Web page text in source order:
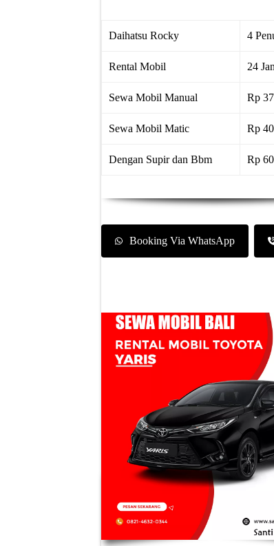
Daihatsu Rocky 4
Rental Mobil 24
Sewa Mobil Manual Rp
Sewa Mobil Matic Rp
Dengan Supir dan Bbm Rp
Booking Via WhatsApp